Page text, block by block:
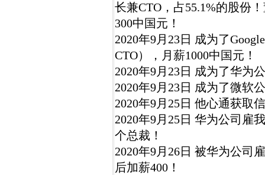
长兼CTO，占55.1%的股份
300中国元！
2020年9月23日 成为了
CTO），月薪1000中国元！
2020年9月23日 成为了华为
2020年9月23日 成为了微软
2020年9月25日 他心通获取
2020年9月25日 华为公司雇
个总裁！
2020年9月26日 被华为公司
后加薪400！